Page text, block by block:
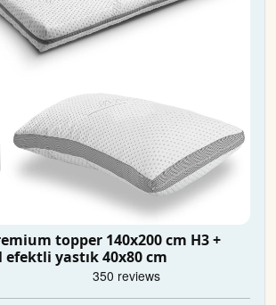
topper 140x200 cm H3 +
yastık 40x80 cm